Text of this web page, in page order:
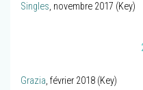
Singles, novembre 2017 (Key)
Grazia, février 2018 (Key)